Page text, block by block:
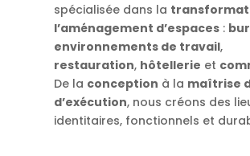
spécialisée dans la
l’aménagement d’espaces :
environnements de travail,
restauration, hôtellerie et
De la conception à la maîtrise
d’exécution, nous créons des
identitaires, fonctionnels et